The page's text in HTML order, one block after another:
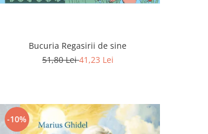
Bucuria Regasirii de sine
51,80 Lei41,23 Lei
-10%